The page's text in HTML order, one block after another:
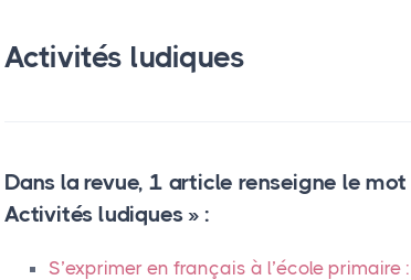
Activités ludiques
Dans la revue, 1 article renseigne le
Activités ludiques » :
S’exprimer en français à l’école primaire